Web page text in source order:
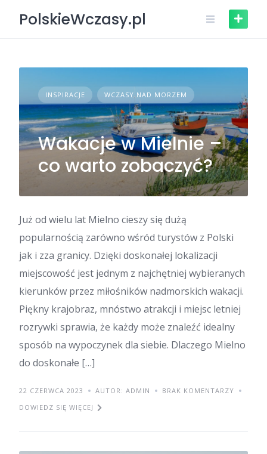
PolskieWczasy.pl
INSPIRACJE WCZASY NAD MORZEM
Wakacje w Mielnie –
co warto zobaczyć?
Już od wielu lat Mielno cieszy się dużą
popularnością zarówno wśród turystów z Polski
jak i zza granicy. Dzięki doskonałej lokalizacji
miejscowość jest jednym z najchętniej wybieranych
kierunków przez miłośników nadmorskich wakacji.
Piękny krajobraz, mnóstwo atrakcji i miejsc letniej
rozrywki sprawia, że każdy może znaleźć idealny
sposób na wypoczynek dla siebie. Dlaczego Mielno
do doskonałe […]
22 CZERWCA 2023 AUTOR: ADMIN
BRAK KOMENTARZY
DOWIEDZ SIĘ WIĘCEJ